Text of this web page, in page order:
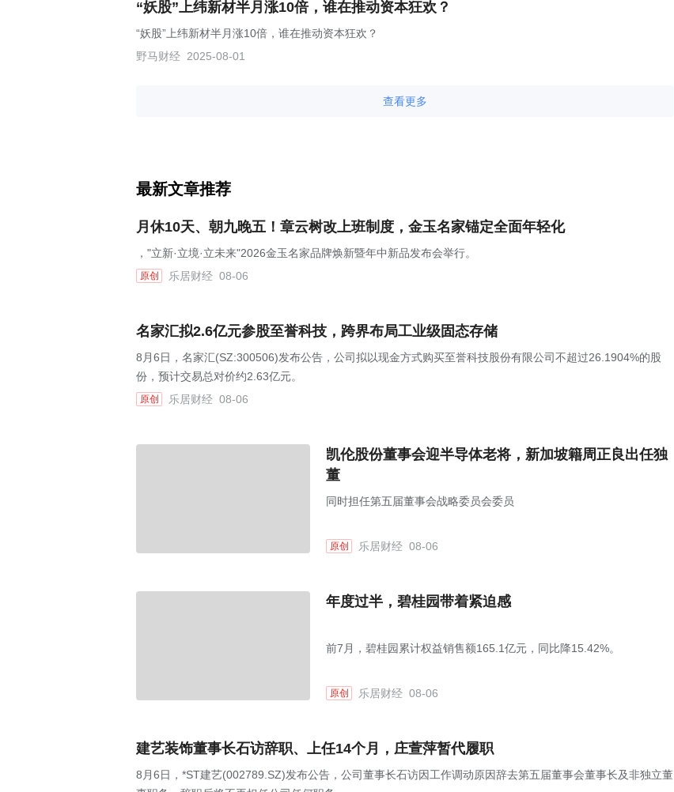
“妖股”上纬新材半月涨10倍，谁在推动资本狂欢？
“妖股”上纬新材半月涨10倍，谁在推动资本狂欢？
野马财经 2025-08-01
查看更多
最新文章推荐
月休10天、朝九晚五！章云树改上班制度，金玉名家锚定全面年轻化
，"立新·立境·立未来"2026金玉名家品牌焕新暨年中新品发布会举行。
原创 乐居财经 08-06
名家汇拟2.6亿元参股至誉科技，跨界布局工业级固态存储
8月6日，名家汇(SZ:300506)发布公告，公司拟以现金方式购买至誉科技股份有限公司不超过26.1904%的股
份，预计交易总对价约2.63亿元。
原创 乐居财经 08-06
凯伦股份董事会迎半导体老将，新加坡籍周正良出任独
董
同时担任第五届董事会战略委员会委员
原创 乐居财经 08-06
年度过半，碧桂园带着紧迫感
前7月，碧桂园累计权益销售额165.1亿元，同比降15.42%。
原创 乐居财经 08-06
建艺装饰董事长石访辞职、上任14个月，庄萱萍暂代履职
8月6日，*ST建艺(002789.SZ)发布公告，公司董事长石访因工作调动原因辞去第五届董事会董事长及非独立董